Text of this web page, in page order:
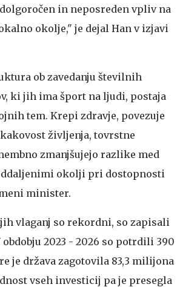
in neposreden vpliv na
okolje," je dejal Han v izjavi
ob zavedanju številnih
ki jih ima šport na ljudi, postaja
tem. Krepi zdravje, povezuje
življenja, tovrstne
zmanjšujejo razlike med
okolji pri dostopnosti
minister.
vlaganj so rekordni, so zapisali
2023 - 2026 so potrdili 390
je država zagotovila 83,3 milijona
vseh investicij pa je presegla